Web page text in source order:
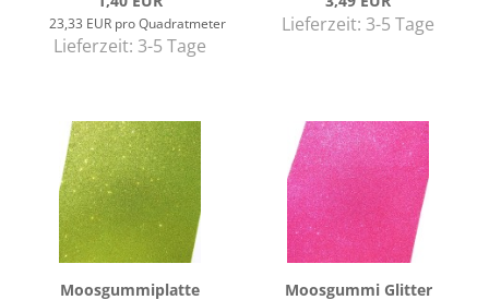
23,33 EUR pro Quadratmeter
Lieferzeit: 3-5 Tage
Lieferzeit: 3-5 Tage
Moos­gum­mi­plat­te
Moos­gum­mi Glit­ter